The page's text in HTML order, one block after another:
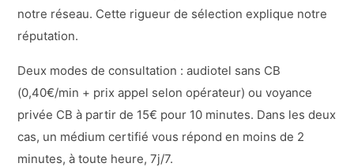
notre réseau. Cette rigueur de sélection explique notre
réputation.
Deux modes de consultation : audiotel sans CB
(0,40€/min + prix appel selon opérateur) ou voyance
privée CB à partir de 15€ pour 10 minutes. Dans les deux
cas, un médium certifié vous répond en moins de 2
minutes, à toute heure, 7j/7.